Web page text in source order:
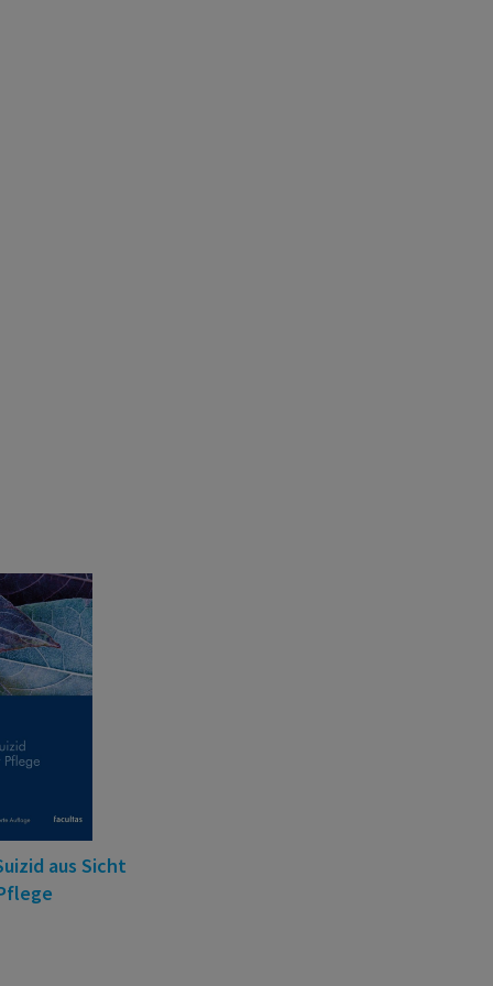
aus Sicht